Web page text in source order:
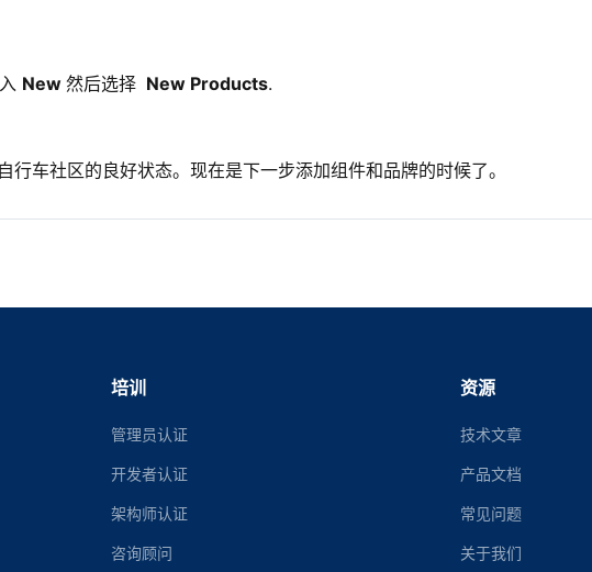
New 然后选择 New Products.
行车社区的良好状态。现在是下一步添加组件和品牌的时候了。
培训
管理员认证
开发者认证
架构师认证
咨询顾问
资源
技术文章
产品文档
常见问题
关于我们